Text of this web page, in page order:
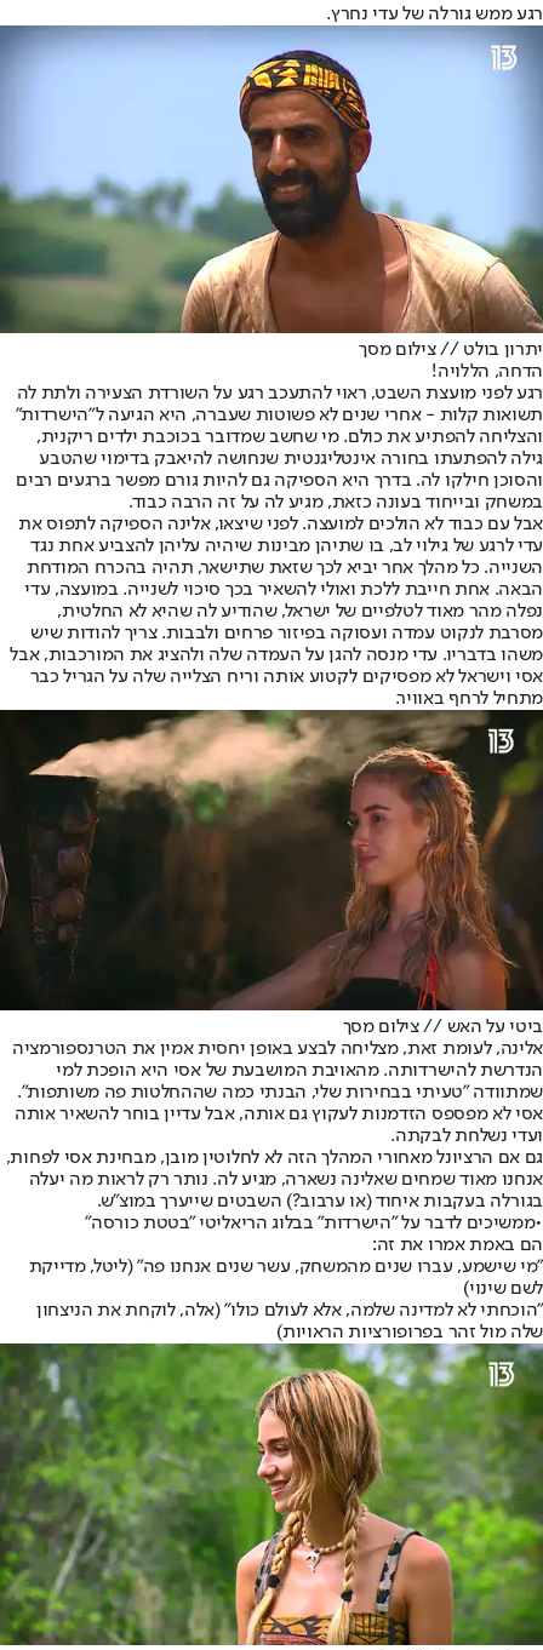
רגע ממש גורלה של עדי נחרץ.
יתרון בולט // צילום מסך
הדחה, הללויה!
רגע לפני מועצת השבט, ראוי להתעכב רגע על השורדת הצעירה ולתת לה
תשואות קלות - אחרי שנים לא פשוטות שעברה, היא הגיעה ל"הישרדות"
והצליחה להפתיע את כולם. מי שחשב שמדובר בכוכבת ילדים ריקנית,
גילה להפתעתו בחורה אינטליגנטית שנחושה להיאבק בדימוי שהטבע
והסוכן חילקו לה. בדרך היא הספיקה גם להיות גורם מפשר ברגעים רבים
במשחק ובייחוד בעונה כזאת, מגיע לה על זה הרבה כבוד.
אבל עם כבוד לא הולכים למועצה. לפני שיצאו, אלינה הספיקה לתפוס את
עדי לרגע של גילוי לב, בו שתיהן מבינות שיהיה עליהן להצביע אחת נגד
השנייה. כל מהלך אחר יביא לכך שזאת שתישאר, תהיה בהכרח המודחת
הבאה. אחת חייבת ללכת ואולי להשאיר בכך סיכוי לשנייה. במועצה, עדי
נפלה מהר מאוד לטלפיים של ישראל, שהודיע לה שהיא לא החלטית,
מסרבת לנקוט עמדה ועסוקה בפיזור פרחים ולבבות. צריך להודות שיש
משהו בדבריו. עדי מנסה להגן על העמדה שלה ולהציג את המורכבות, אבל
אסי וישראל לא מפסיקים לקטוע אותה וריח הצלייה שלה על הגריל כבר
מתחיל לרחף באוויר.
ביטי על האש // צילום מסך
אלינה, לעומת זאת, מצליחה לבצע באופן יחסית אמין את הטרנספורמציה
הנדרשת להישרדותה. מהאויבת המושבעת של אסי היא הופכת למי
שמתוודה "טעיתי בבחירות שלי, הבנתי כמה שההחלטות פה משותפות".
אסי לא מפספס הזדמנות לעקוץ גם אותה, אבל עדיין בוחר להשאיר אותה
ועדי נשלחת לבקתה.
גם אם הרציונל מאחורי המהלך הזה לא לחלוטין מובן, מבחינת אסי לפחות,
אנחנו מאוד שמחים שאלינה נשארה, מגיע לה. נותר רק לראות מה יעלה
בגורלה בעקבות איחוד (או ערבוב?) השבטים שייערך במוצ"ש.
•ממשיכים לדבר על "הישרדות" בבלוג הריאליטי "בטטת כורסה"
הם באמת אמרו את זה:
"מי שישמע, עברו שנים מהמשחק, עשר שנים אנחנו פה" (ליטל, מדייקת
לשם שינוי)
"הוכחתי לא למדינה שלמה, אלא לעולם כולו" (אלה, לוקחת את הניצחון
שלה מול זהר בפרופורציות הראויות)